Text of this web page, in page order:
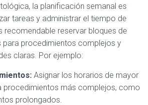
la planificación semanal es
tareas y administrar el tiempo de
recomendable reservar bloques de
procedimientos complejos y
claras. Por ejemplo:
Asignar los horarios de mayor
procedimientos más complejos, como
prolongados.